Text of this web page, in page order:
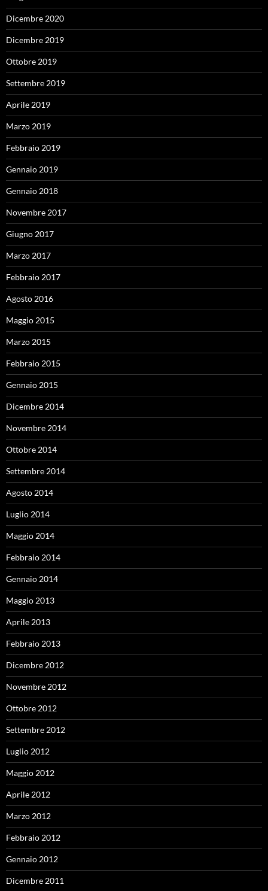
Dicembre 2020
Dicembre 2019
Ottobre 2019
Settembre 2019
Aprile 2019
Marzo 2019
Febbraio 2019
Gennaio 2019
Gennaio 2018
Novembre 2017
Giugno 2017
Marzo 2017
Febbraio 2017
Agosto 2016
Maggio 2015
Marzo 2015
Febbraio 2015
Gennaio 2015
Dicembre 2014
Novembre 2014
Ottobre 2014
Settembre 2014
Agosto 2014
Luglio 2014
Maggio 2014
Febbraio 2014
Gennaio 2014
Maggio 2013
Aprile 2013
Febbraio 2013
Dicembre 2012
Novembre 2012
Ottobre 2012
Settembre 2012
Luglio 2012
Maggio 2012
Aprile 2012
Marzo 2012
Febbraio 2012
Gennaio 2012
Dicembre 2011